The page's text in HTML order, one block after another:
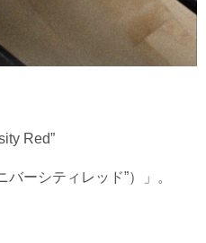
Red”
バーシティレッド”）」。